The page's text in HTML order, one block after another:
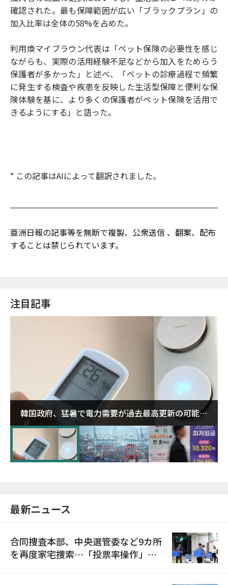
確認された。最も保障範囲が広い「ブラックプラン」の
加入比率は全体の58%を占めた。
利用煥マイブラウン代表は「ペット保険の必要性を感じ
ながらも、実際の活用経験不足などから加入をためらう
保護者が多かった」と述べ、「ペットの診療過程で頻繁
に発生する検査や疾患を反映した生活型保障と便利な保
険体験を基に、より多くの保護者がペット保険を活用で
きるようにする」と語った。
* この記事はAIによって翻訳されました。
亜洲日報の記事等を無断で複製、公衆送信 、翻案、配布
することは禁じられています。
注目記事
韓国政府、猛暑で電力需要が過去最高更新の可能性
に需給対応体制を点検
最新ニュース
合同捜査本部、中央選管委など9カ所
を再度家宅捜索…「投票率操作」の